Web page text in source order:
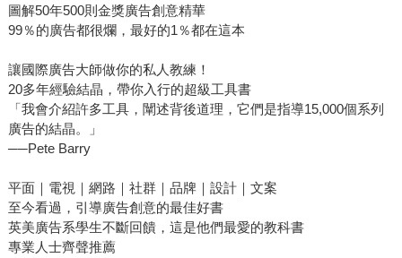
圖解50年500則金獎廣告創意精華
99％的廣告都很爛，最好的1％都在這本
讓國際廣告大師做你的私人教練！
20多年經驗結晶，帶你入行的超級工具書
「我會介紹許多工具，闡述背後道理，它們是指導15,000個系列
廣告的結晶。」
──Pete Barry
平面｜電視｜網路｜社群｜品牌｜設計｜文案
至今看過，引導廣告創意的最佳好書
英美廣告系學生不斷回饋，這是他們最愛的教科書
專業人士齊聲推薦